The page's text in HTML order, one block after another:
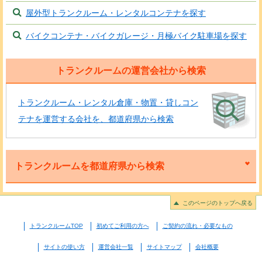
屋外型トランクルーム・レンタルコンテナを探す
バイクコンテナ・バイクガレージ・月極バイク駐車場を探す
トランクルームの運営会社から検索
トランクルーム・レンタル倉庫・物置・貸しコン
テナを運営する会社を、都道府県から検索
トランクルームを都道府県から検索
このページのトップへ戻る
トランクルームTOP 初めてご利用の方へ ご契約の流れ・必要なもの
サイトの使い方 運営会社一覧 サイトマップ 会社概要